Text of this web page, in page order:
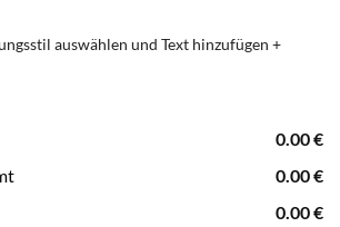
auswählen und Text hinzufügen +
0.00€
0.00€
0.00€